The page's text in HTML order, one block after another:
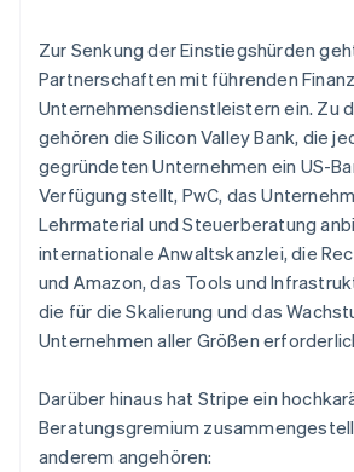
Zur Senkung der Einstiegshürden
Partnerschaften mit führenden
Unternehmensdienstleistern ein. Zu
gehören die Silicon Valley Bank, die
gegründeten Unternehmen ein US-
Verfügung stellt, PwC, das
Lehrmaterial und Steuerberatung
internationale Anwaltskanzlei, die
und Amazon, das Tools und
die für die Skalierung und das
Unternehmen aller Größen
Darüber hinaus hat Stripe ein
Beratungsgremium
anderem angehören:
日本語 English
Kanada
English Français
Kroatien
EnglishItaliano
Lettland
English
Liechtenstein
DeutschEnglish
Litauen
English
Luxemburg
FrançaisDeutschEnglish
Malta
English
Mexiko